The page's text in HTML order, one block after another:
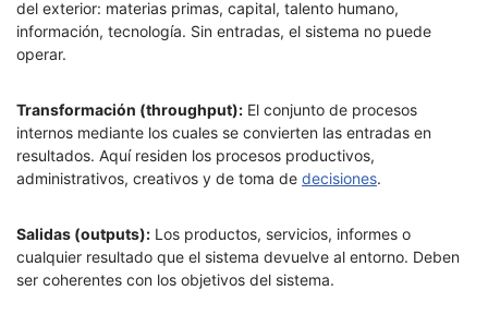
del exterior: materias primas, capital, talento humano,
información, tecnología. Sin entradas, el sistema no puede
operar.
Transformación (throughput): El conjunto de procesos
internos mediante los cuales se convierten las entradas en
resultados. Aquí residen los procesos productivos,
administrativos, creativos y de toma de decisiones.
Salidas (outputs): Los productos, servicios, informes o
cualquier resultado que el sistema devuelve al entorno. Deben
ser coherentes con los objetivos del sistema.